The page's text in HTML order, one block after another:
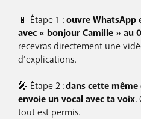
📱 Étape 1 : ouvre WhatsApp
avec « bonjour Camille » au
recevras directement une
d’explications.
🎤 Étape 2 :dans cette même
envoie un vocal avec ta voix.
tout est permis.